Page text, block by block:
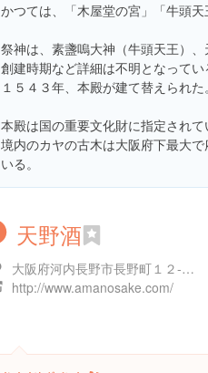
かつては、「木屋堂の宮」「牛頭天
祭神は、素盞嗚大神（牛頭天王）、
創建時期など詳細は不明となってい
１５４３年、本殿が建て替えられた。
本殿は国の重要文化財に指定されて
境内のカヤの古木は大阪府下最大
いる。
天野酒
大阪府河内長野市長野町１２-１８
http://www.amanosake.com/